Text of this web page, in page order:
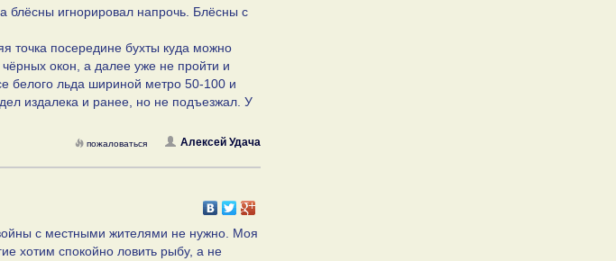
блёсны игнорировал напрочь. Блёсны с
точка посередине бухты куда можно
окон, а далее уже не пройти и
белого льда шириной метро 50-100 и
издалека и ранее, но не подъезжал. У
Алексей Удача
пожаловаться
с местными жителями не нужно. Моя
хотим спокойно ловить рыбу, а не